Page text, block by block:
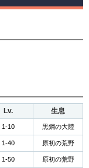
Lv. 生息
1-10 黒鋼の大陸
1-40 原初の荒野
1-50 原初の荒野